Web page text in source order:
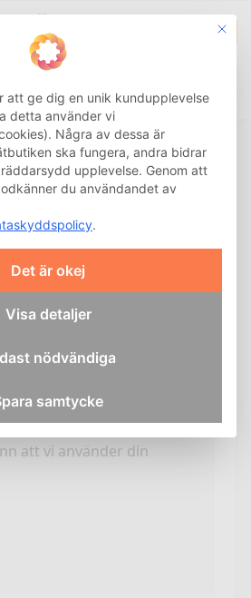
0
nyhetsbrev
erbjudande! Med vårt
inte bara
utan även nyheter och
för nyhetsbrev:
att vi använder din
This
att ge dig en unik kundupplevelse
detta använder vi
Några av dessa är
ska fungera, andra bidrar
upplevelse. Genom att
du användandet av
.
Det är okej
Visa detaljer
nödvändiga
samtycke